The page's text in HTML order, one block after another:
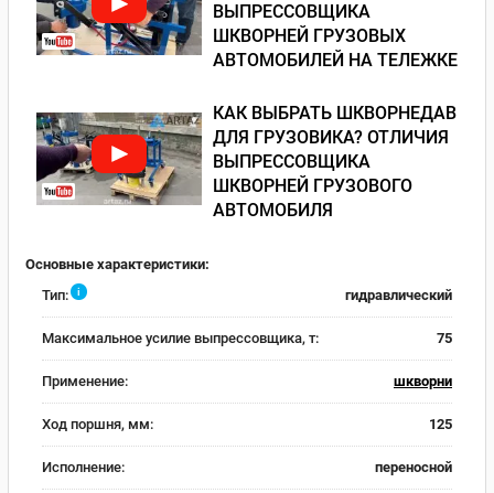
ВЫПРЕССОВЩИКА
ШКВОРНЕЙ ГРУЗОВЫХ
АВТОМОБИЛЕЙ НА ТЕЛЕЖКЕ
КАК ВЫБРАТЬ ШКВОРНЕДАВ
ДЛЯ ГРУЗОВИКА? ОТЛИЧИЯ
ВЫПРЕССОВЩИКА
ШКВОРНЕЙ ГРУЗОВОГО
АВТОМОБИЛЯ
Основные характеристики:
Тип:
i гидравлический
Максимальное усилие выпрессовщика, т: 75
Применение: шкворни
Ход поршня, мм: 125
Исполнение: переносной